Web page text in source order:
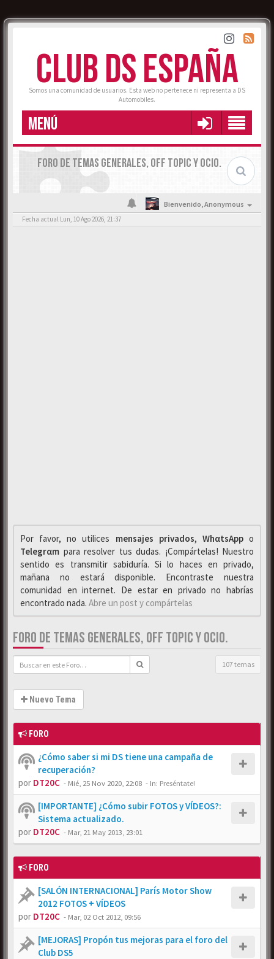
CLUB DS ESPAÑA
Somos una comunidad de usuarios. Esta web no pertenece ni representa a DS
Automobiles.
MENÚ
FORO DE TEMAS GENERALES, OFF TOPIC Y OCIO.
Bienvenido,Anonymous
Fecha actual Lun, 10 Ago 2026, 21:37
Por favor, no utilices mensajes privados, WhαtsAppo
Telegrαm para resolver tus dudas. ¡Compártelas! Nuestro
sentido es transmitir sabiduría. Si lo haces en privado,
mañana no estará disponible. Encontraste nuestra
comunidad en internet. De estar en privado no habrías
encontrado nada. Abre un post y compártelas
FORO DE TEMAS GENERALES, OFF TOPIC Y OCIO.
107 temas
Nuevo Tema
FORO
¿Cómo saber si mi DS tiene una campaña de
recuperación?
por DT20C - Mié, 25 Nov 2020, 22:08 - In: Preséntate!
[IMPORTANTE] ¿Cómo subir FOTOS y VÍDEOS?:
Sistema actualizado.
por DT20C - Mar, 21 May 2013, 23:01
FORO
[SALÓN INTERNACIONAL] París Motor Show
2012 FOTOS + VÍDEOS
por DT20C - Mar, 02 Oct 2012, 09:56
[MEJORAS] Propón tus mejoras para el foro del
Club DS5